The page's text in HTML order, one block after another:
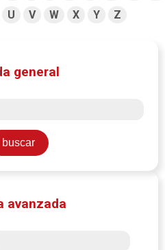
U V W X Y Z
general
avanzada